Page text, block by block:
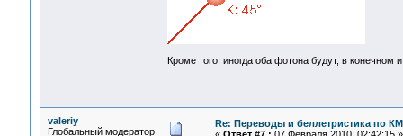
Кроме того, иногда оба фотона будут, в конечном
valeriy
Глобальный модератор
Re: Переводы и беллетристика по КМ